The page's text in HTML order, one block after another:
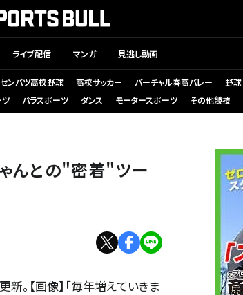
ライブ配信 マンガ 見逃し動画
センバツ高校野球 高校サッカー バーチャル春高バレー 野球
ツ パラスポーツ ダンス モータースポーツ その他競技
んとの"密着"ツー
。【画像】「毎年増えていきま